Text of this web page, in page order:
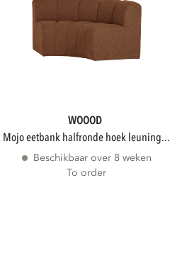
WOOOD
mojo eetbank halfronde hoek leuning...
Beschikbaar over 8 weken
To order